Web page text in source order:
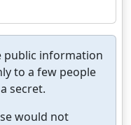
public information
to a few people
secret.
would not